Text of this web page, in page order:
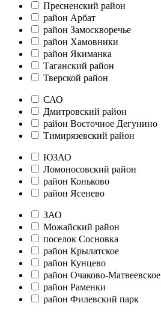
Пресненский район
район Арбат
район Замоскворечье
район Хамовники
район Якиманка
Таганский район
Тверской район
САО
Дмитровский район
район Восточное Дегунино
Тимирязевский район
ЮЗАО
Ломоносовский район
район Коньково
район Ясенево
ЗАО
Можайский район
поселок Сосновка
район Крылатское
район Кунцево
район Очаково-Матвеевское
район Раменки
район Филевский парк